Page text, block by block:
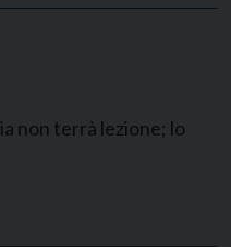
non terrà lezione; lo